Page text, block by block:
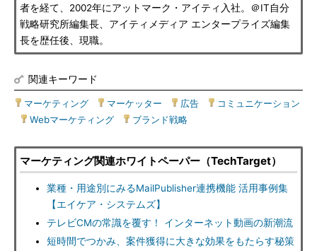
者を経て、2002年にアットマーク・アイティ入社。＠IT自分
戦略研究所編集長、アイティメディア エンタープライズ編集
長を歴任後、現職。
関連キーワード
マーケティング マーケッター 広告
コミュニケーション
Webマーケティング ブランド戦略
マーケティング関連ホワイトペーパー（TechTarget）
業種・用途別にみるMailPublisher連携機能 活用事例集
【エイケア・システムズ】
テレビCMの常識を覆す！ インターネット動画の新潮流
短時間でつかみ、案件獲得に大きな効果をもたらす秘策